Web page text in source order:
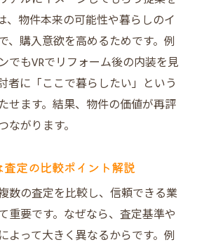
、物件本来の可能性や暮らしのイ
、購入意欲を高めるためです。例
でもVRでリフォーム後の内装を見
者に「ここで暮らしたい」という
せます。結果、物件の価値が再評
がります。
定の比較ポイント解説
数の査定を比較し、信頼できる業
重要です。なぜなら、査定基準や
よって大きく異なるからです。例